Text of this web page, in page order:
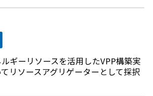
ルギーリソースを活用したVPP構築実
リソースアグリゲーターとして採択